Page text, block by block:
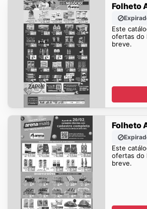
Folheto
Este
ofertas do
breve.
Folheto
Este
ofertas do
breve.